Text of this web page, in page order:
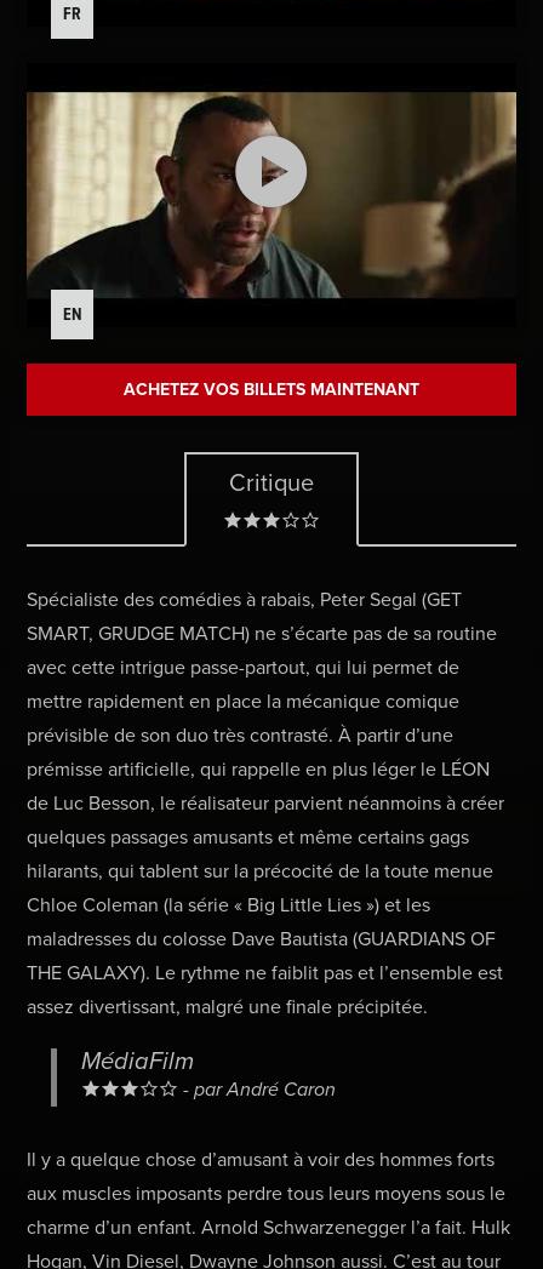
FR
EN
ACHETEZ VOS BILLETS MAINTENANT
Critique
Spécialiste des comédies à rabais, Peter Segal (GET
SMART, GRUDGE MATCH) ne s’écarte pas de sa routine
avec cette intrigue passe-partout, qui lui permet de
mettre rapidement en place la mécanique comique
prévisible de son duo très contrasté. À partir d’une
prémisse artificielle, qui rappelle en plus léger le LÉON
de Luc Besson, le réalisateur parvient néanmoins à créer
quelques passages amusants et même certains gags
hilarants, qui tablent sur la précocité de la toute menue
Chloe Coleman (la série « Big Little Lies ») et les
maladresses du colosse Dave Bautista (GUARDIANS OF
THE GALAXY). Le rythme ne faiblit pas et l’ensemble est
assez divertissant, malgré une finale précipitée.
MédiaFilm
- par André Caron
Il y a quelque chose d’amusant à voir des hommes forts
aux muscles imposants perdre tous leurs moyens sous le
charme d’un enfant. Arnold Schwarzenegger l’a fait. Hulk
Hogan, Vin Diesel, Dwayne Johnson aussi. C’est au tour